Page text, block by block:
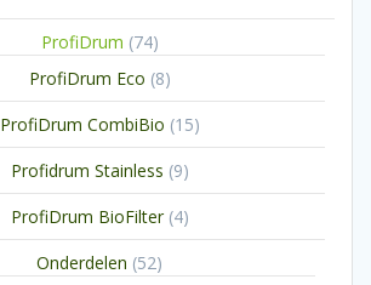
ProfiDrum 7474
ProfiDrum Eco 88
producten
ProfiDrum CombiBio 1515
producten
Profidrum Stainless 99
producten
ProfiDrum BioFilter 44
producten
Onderdelen 5252